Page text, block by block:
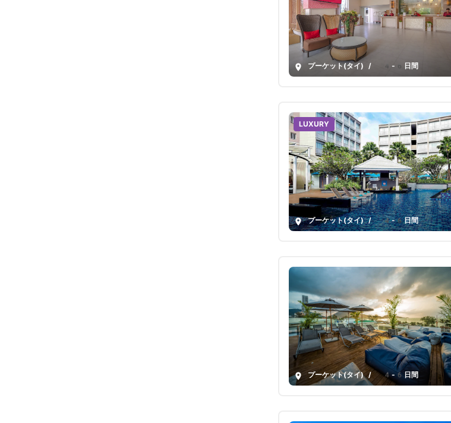
プーケット(タイ) / 4-6日間
LUXURY
プーケット(タイ) / 4-6日間
プーケット(タイ) / 4-6日間